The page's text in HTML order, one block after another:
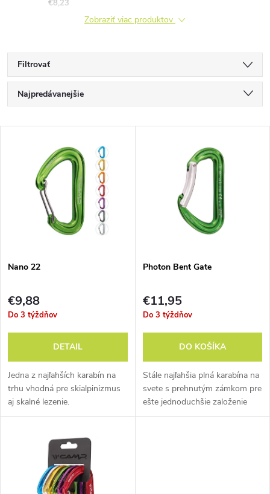
€8,23
Zobraziť viac produktov
Filtrovať
R
a
e
p
r
o
d
Najpredávanejšie
Abecedne
s
p
r
d
u
Nano 22
€9,88
Do 3 týždňov
DETAIL
Jedna z najľahších karabín na
trhu vhodná pre skialpinizmus
aj skalné lezenie.
Photon Bent Gate
€11,95
Do 3 týždňov
DO KOŠÍKA
Stále najľahšia plná karabína na
svete s prehnutým zámkom pre
ešte jednoduchšie založenie
lana.